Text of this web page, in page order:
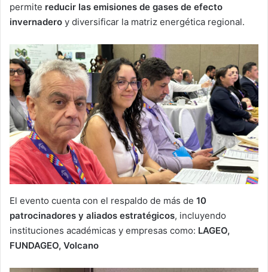
permite reducir las emisiones de gases de efecto
invernadero y diversificar la matriz energética regional.
El evento cuenta con el respaldo de más de 10
patrocinadores y aliados estratégicos, incluyendo
instituciones académicas y empresas como: LAGEO,
FUNDAGEO, Volcano